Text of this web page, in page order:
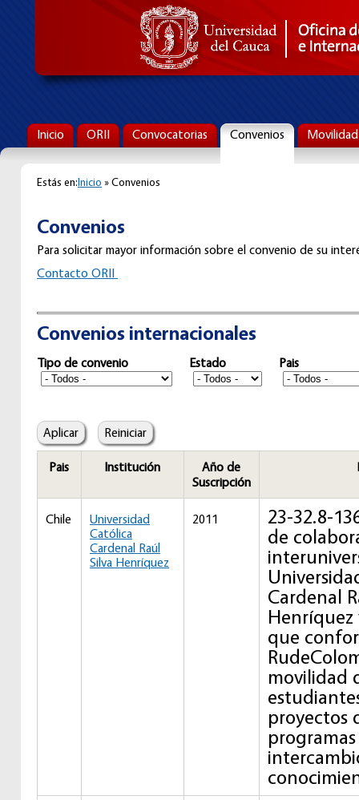
Inicio ORII Convocatorias Convenios Movilidad
Estás en:Inicio » Convenios
Convenios
Para solicitar mayor información sobre el convenio de su
Contacto ORII
Convenios internacionales
Tipo de convenio Estado Pais
Pais Institución
Año de
Suscripción
Chile
Universidad
Católica
Cardenal Raúl
Silva Henríquez
2011
23-32.8-
de
Cardenal
Henríquez
que
movilidad
proyectos